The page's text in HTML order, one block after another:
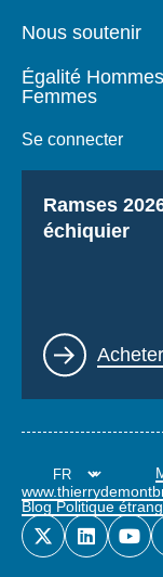
Nous soutenir
Égalité Hommes
Femmes
Se connecter
Titre
Ramses
échiquier
Lien
Acheter
Blog Politique